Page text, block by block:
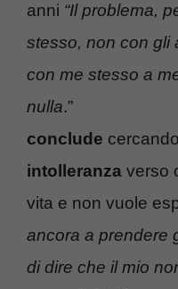
anni “Il problema,
stesso, non con gli
con me stesso a
nulla.”
conclude
intolleranza verso
vita e non vuole
ancora a prendere
di dire che il mio